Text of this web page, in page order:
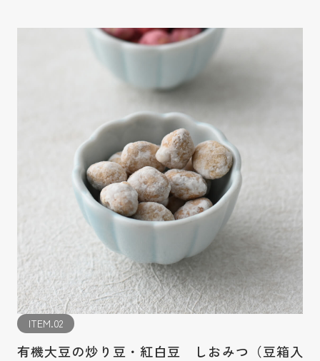
ITEM.02
有機大豆の炒り豆・紅白豆 しおみつ（豆箱入